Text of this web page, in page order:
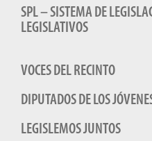
SPL – SISTEMA DE
LEGISLATIVOS
VOCES DEL RECINTO
DIPUTADOS DE LOS
LEGISLEMOS JUNTOS